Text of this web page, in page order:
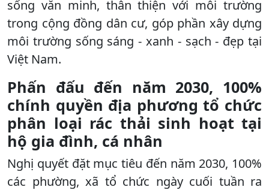
sống văn minh, thân thiện với môi trường
trong cộng đồng dân cư, góp phần xây dựng
môi trường sống sáng - xanh - sạch - đẹp tại
Việt Nam.
Phấn đấu đến năm 2030, 100%
chính quyền địa phương tổ chức
phân loại rác thải sinh hoạt tại
hộ gia đình, cá nhân
Nghị quyết đặt mục tiêu đến năm 2030, 100%
các phường, xã tổ chức ngày cuối tuần ra